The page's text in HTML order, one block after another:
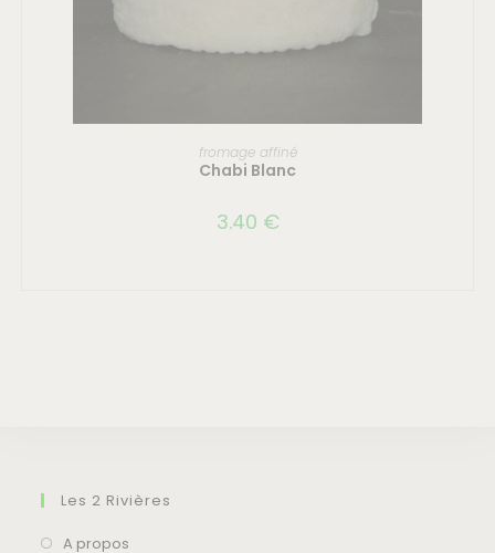
CHOIX DES OPTIONS
fromage affiné
Chabi Blanc
3.40 €
PAIEMENT SÉCURISÉ
Les 2 Rivières
A propos